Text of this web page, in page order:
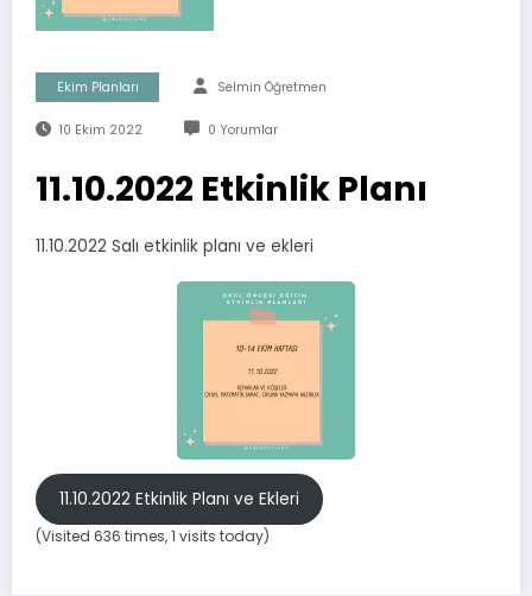
Ekim Planları Selmin Öğretmen
10 Ekim 2022 0 Yorumlar
11.10.2022 Etkinlik Planı
11.10.2022 Salı etkinlik planı ve ekleri
11.10.2022 Etkinlik Planı ve Ekleri
(Visited 636 times, 1 visits today)